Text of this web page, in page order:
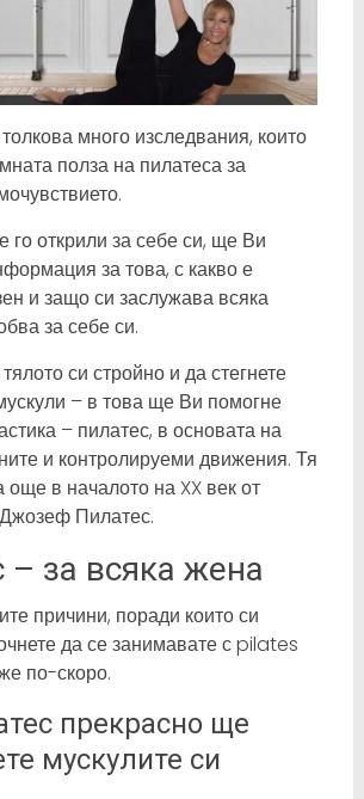
много изследвания, които
полза на пилатеса за
го открили за себе си, ще Ви
за това, с какво е
и защо си заслужава всяка
за себе си.
си стройно и да стегнете
– в това ще Ви помогне
– пилатес, в основата на
и контролируеми движения. Тя
още в началото на XX век от
Пилатес.
– за всяка жена
причини, поради които си
да се занимавате с pilates
по-скоро.
прекрасно ще
мускулите си